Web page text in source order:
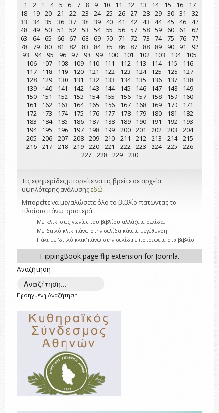
1
2 3 4 5 6 7 8 9 10 11 12 13 14 15 16
17
18
19 20 21 22 23 24 25 26 27 28 29 30 31
32
33
34 35 36 37 38 39 40 41 42 43 44 45 46
47
48
49 50 51 52 53 54 55 56 57 58 59 60 61
62
63
64 65 66 67 68 69 70 71 72 73 74 75 76
77
78
79 80 81 82 83 84 85 86 87 88 89 90 91
92
93
94 95 96 97 98 99 100 101 102 103 104
105
106
107 108 109 110 111 112 113 114 115
116
117
118 119 120 121 122 123 124 125 126
127
128
129 130 131 132 133 134 135 136 137
138
139
140 141 142 143 144 145 146 147 148
149
150
151 152 153 154 155 156 157 158 159
160
161
162 163 164 165 166 167 168 169 170
171
172
173 174 175 176 177 178 179 180 181
182
183
184 185 186 187 188 189 190 191 192
193
194
195 196 197 198 199 200 201 202 203
204
205
206 207 208 209 210 211 212 213 214
215
216
217 218 219 220 221 222 223 224 225
226
227
228 229 230
Τις εφημερίδες μπορείτε να τις βρείτε σε αρχεία
υψηλότερης ανάλυσης εδώ
Μπορείτε να μεγαλώσετε όλο το βιβλίο πατώντας το
πλαίσιο πάνω αριστερά.
Με 'κλικ' στις γωνίες του βιβλίου αλλάζετε σελίδα.
Με 'διπλό κλικ' πάνω στην σελίδα κάνετε μεγέθυνση.
Πάλι με 'διπλό κλικ' πάνω στην σελίδα επιστρέφετε στο βιβλίο.
FlippingBook page flip extension for Joomla.
Αναζήτηση
Προηγμένη Αναζήτηση